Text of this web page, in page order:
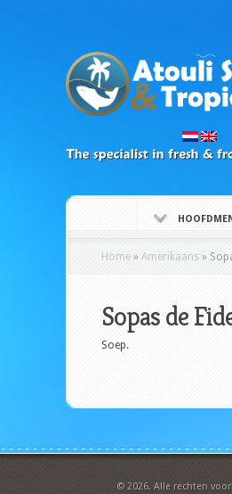
Home » Amerikaans »
Sopas de
Soep.
© 2026. Alle rechten